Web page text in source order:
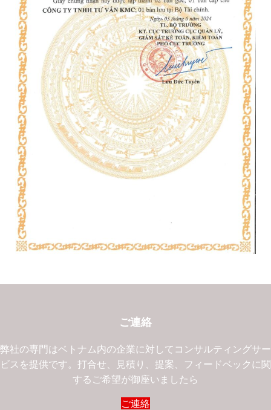
ご連絡
弊社の専門はベトナム内の企業に対してコンサルティングサー
ビスを提供です。打合せ、見積り、提案、フィードベックに関
するご希望が御座いましたら
ご連絡